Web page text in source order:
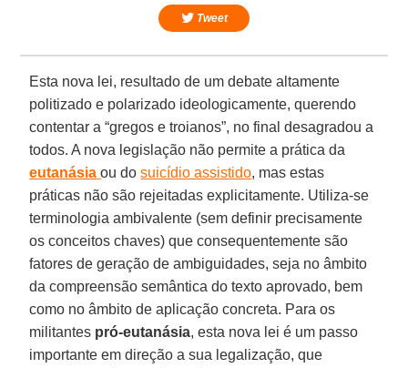
Tweet
Esta nova lei, resultado de um debate altamente
politizado e polarizado ideologicamente, querendo
contentar a “gregos e troianos”, no final desagradou a
todos. A nova legislação não permite a prática da
eutanásia ou dosuicídio assistido, mas estas
práticas não são rejeitadas explicitamente. Utiliza-se
terminologia ambivalente (sem definir precisamente
os conceitos chaves) que consequentemente são
fatores de geração de ambiguidades, seja no âmbito
da compreensão semântica do texto aprovado, bem
como no âmbito de aplicação concreta. Para os
militantes pró-eutanásia, esta nova lei é um passo
importante em direção a sua legalização, que